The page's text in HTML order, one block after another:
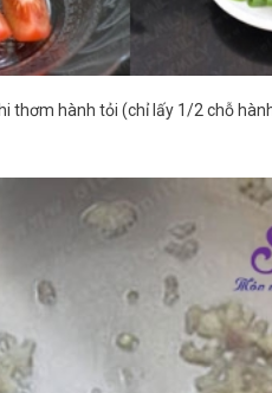
thơm hành tỏi (chỉ lấy 1/2 chỗ